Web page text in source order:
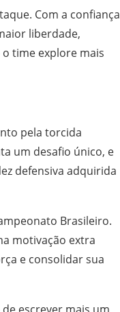
Com a confiança
liberdade,
time explore mais
pela torcida
um desafio único, e
defensiva adquirida
Brasileiro.
motivação extra
e consolidar sua